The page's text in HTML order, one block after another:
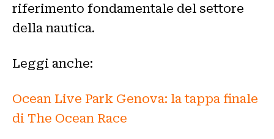
riferimento fondamentale del settore
della nautica.
Leggi anche:
Ocean Live Park Genova: la tappa finale
di The Ocean Race